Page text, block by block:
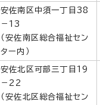
安佐南区中須一丁目38
－13
（安佐南区総合福祉セン
ター内）
安佐北区可部三丁目19
－22
（安佐北区総合福祉セン